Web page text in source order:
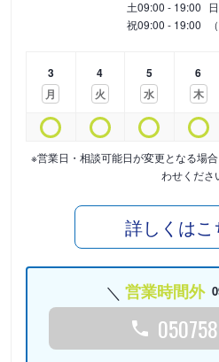
土09:00 - 19:00 日
祝09:00 - 19:00
3
月
4
火
5
水
6
木
※営業日・相談可能日が変更となる場
わせくださ
詳しくはこ
営業時間外